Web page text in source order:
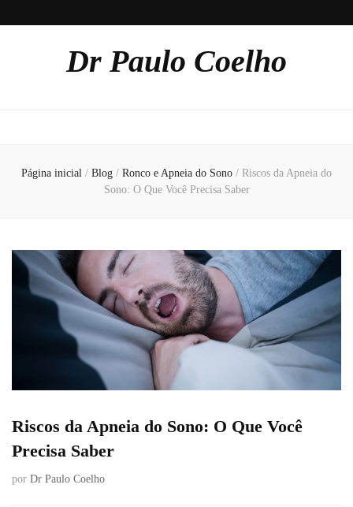
Dr Paulo Coelho
Página inicial / Blog / Ronco e Apneia do Sono / Riscos da Apneia do
Sono: O Que Você Precisa Saber
Riscos da Apneia do Sono: O Que Você
Precisa Saber
por Dr Paulo Coelho